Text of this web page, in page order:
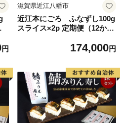
円
滋賀県近江八幡市
近江本にごろ ふなずし100g
スライス×2p 定期便（12か月
174,000円